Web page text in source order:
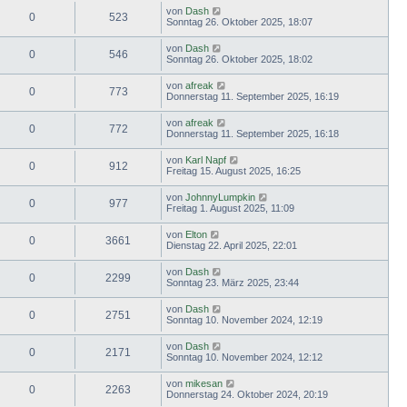
0 523 von Dash
Sonntag 26. Oktober 2025, 18:07
0 546 von Dash
Sonntag 26. Oktober 2025, 18:02
0 773 von afreak
Donnerstag 11. September 2025, 16:19
0 772 von afreak
Donnerstag 11. September 2025, 16:18
0 912 von Karl Napf
Freitag 15. August 2025, 16:25
0 977 von JohnnyLumpkin
Freitag 1. August 2025, 11:09
0 3661 von Elton
Dienstag 22. April 2025, 22:01
0 2299 von Dash
Sonntag 23. März 2025, 23:44
0 2751 von Dash
Sonntag 10. November 2024, 12:19
0 2171 von Dash
Sonntag 10. November 2024, 12:12
0 2263 von mikesan
Donnerstag 24. Oktober 2024, 20:19